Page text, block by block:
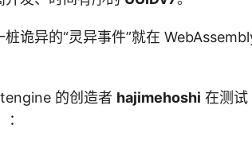
诡异的“灵异事件”就在
的创造者 hajimehoshi 在测试
：